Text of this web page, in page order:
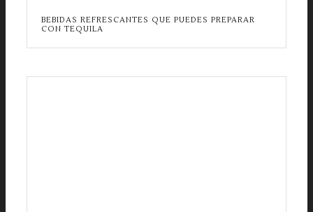
BEBIDAS REFRESCANTES QUE PUEDES PREPARAR
CON TEQUILA